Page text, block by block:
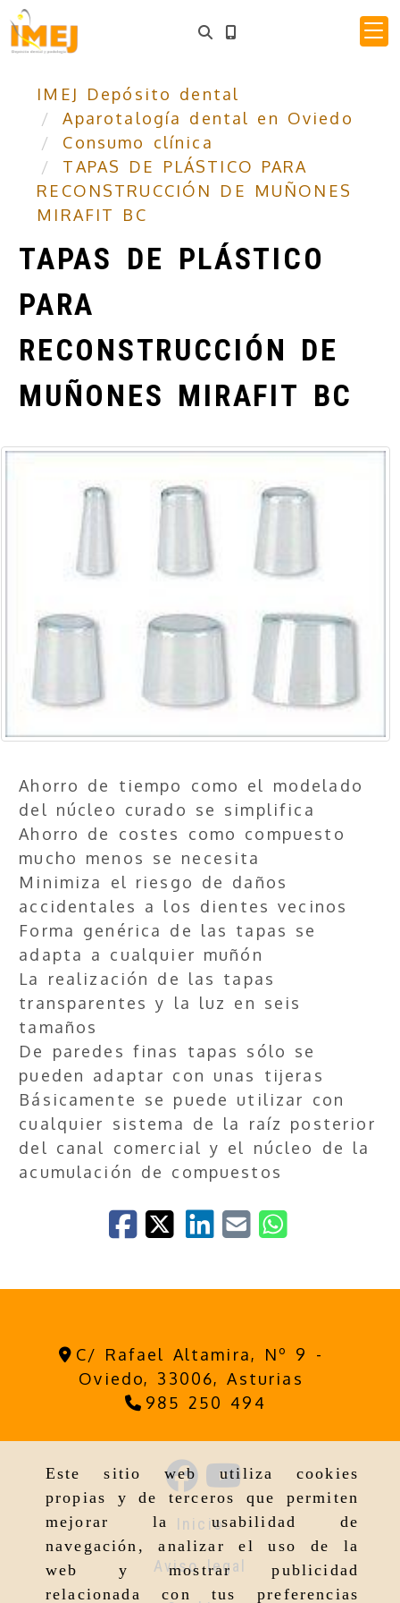
Este sitio web utiliza cookies
propias y de terceros que permiten
mejorar la usabilidad de
navegación, analizar el uso de la
web y mostrar publicidad
relacionada con tus preferencias
IMEJ Depósito dental
Aparotalogía dental en Oviedo
Consumo clínica
TAPAS DE PLÁSTICO PARA
RECONSTRUCCIÓN DE MUÑONES
MIRAFIT BC
TAPAS DE PLÁSTICO
PARA
RECONSTRUCCIÓN DE
MUÑONES MIRAFIT BC
Ahorro de tiempo como el modelado
del núcleo curado se simplifica
Ahorro de costes como compuesto
mucho menos se necesita
Minimiza el riesgo de daños
accidentales a los dientes vecinos
Forma genérica de las tapas se
adapta a cualquier muñón
La realización de las tapas
transparentes y la luz en seis
tamaños
De paredes finas tapas sólo se
pueden adaptar con unas tijeras
Básicamente se puede utilizar con
cualquier sistema de la raíz posterior
del canal comercial y el núcleo de la
acumulación de compuestos
C/ Rafael Altamira, Nº 9 -
Oviedo, 33006,Asturias
985 250 494
Inicio
Aviso legal